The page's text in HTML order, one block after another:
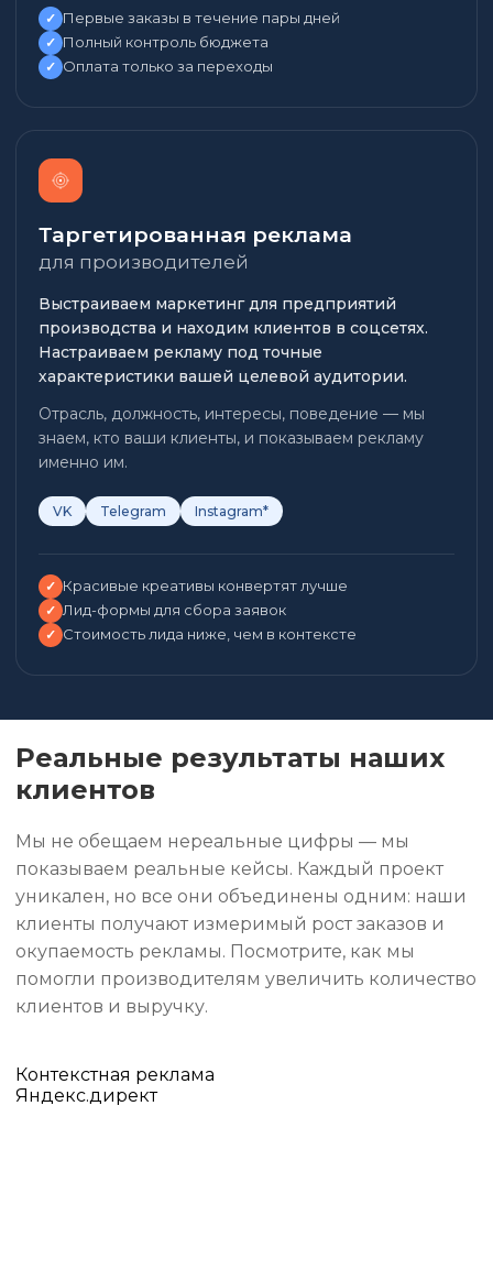
✓ Первые заказы в течение пары дней
✓ Полный контроль бюджета
✓ Оплата только за переходы
Таргетированная реклама
для производителей
Выстраиваем маркетинг для предприятий
производства и находим клиентов в соцсетях.
Настраиваем рекламу под точные
характеристики вашей целевой аудитории.
Отрасль, должность, интересы, поведение — мы
знаем, кто ваши клиенты, и показываем рекламу
именно им.
VK Telegram Instagram*
✓ Красивые креативы конвертят лучше
✓ Лид-формы для сбора заявок
✓ Стоимость лида ниже, чем в контексте
Реальные результаты наших
клиентов
Мы не обещаем нереальные цифры — мы
показываем реальные кейсы. Каждый проект
уникален, но все они объединены одним: наши
клиенты получают измеримый рост заказов и
окупаемость рекламы. Посмотрите, как мы
помогли производителям увеличить количество
клиентов и выручку.
Контекстная реклама
Яндекс.директ